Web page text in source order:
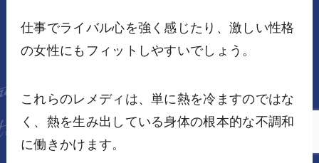
仕事でライバル心を強く感じたり、激しい性格
の女性にもフィットしやすいでしょう。
これらのレメディは、単に熱を冷ますのではな
く、熱を生み出している身体の根本的な不調和
に働きかけます。